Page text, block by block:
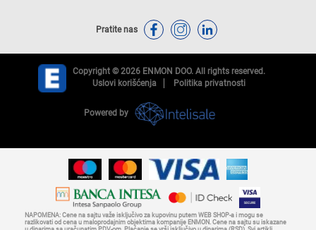
Pratite nas
Copyright © 2026 ENMON DOO. All rights reserved.
Uslovi korišćenja
Politika privatnosti
Powered by
NAPOMENA: Cene na sajtu važe isključivo za kupovinu putem WEB SHOP-a i mogu se
razlikovati od cena u maloprodajnim objektima kompanije ENMON. Cene na sajtu su iskazane